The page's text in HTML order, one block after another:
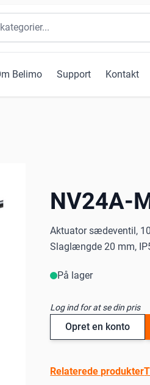
Belimo Support Kontakt
NV24A-
Aktuator sædeventil,
Slaglængde 20 mm,
På lager
Log ind for at se din pris
Opret en konto
Relaterede produkter